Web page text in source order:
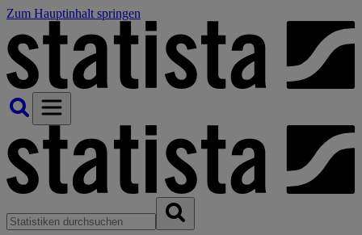
Zum Hauptinhalt springen